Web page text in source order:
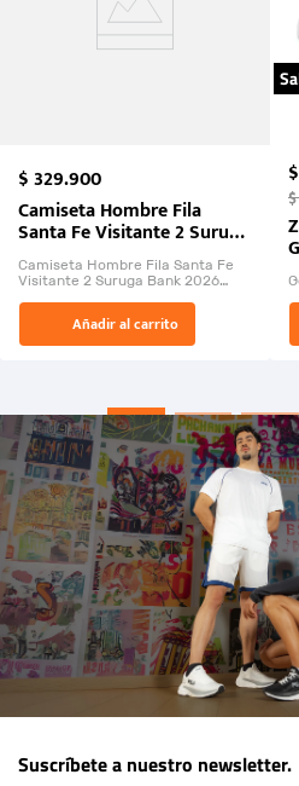
$329.900
Camiseta Hombre Fila
Santa Fe Visitante 2 Suruga
Bank 2026
Camiseta Hombre Fila Santa Fe
Visitante 2 Suruga Bank 2026
El Rugido del Sol Naciente:
“Primeros para la Et...
Añadir al carrito
$
$
Suscríbete a nuestro newsletter.